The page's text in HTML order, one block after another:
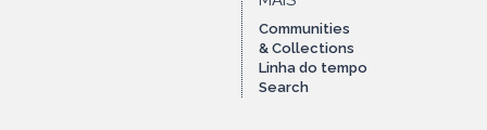
Communities
& Collections
Linha do tempo
Search